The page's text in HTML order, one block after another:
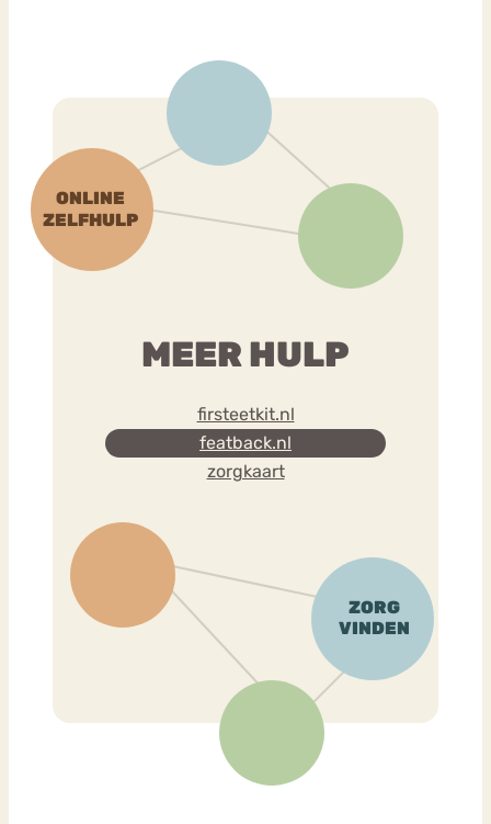
MEER HULP
firsteetkit.nl
featback.nl
zorgkaart